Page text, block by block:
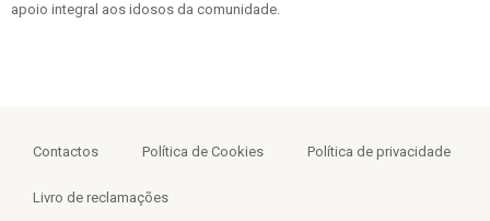
apoio integral aos idosos da comunidade.
Contactos Política de Cookies Política de privacidade
Livro de reclamações